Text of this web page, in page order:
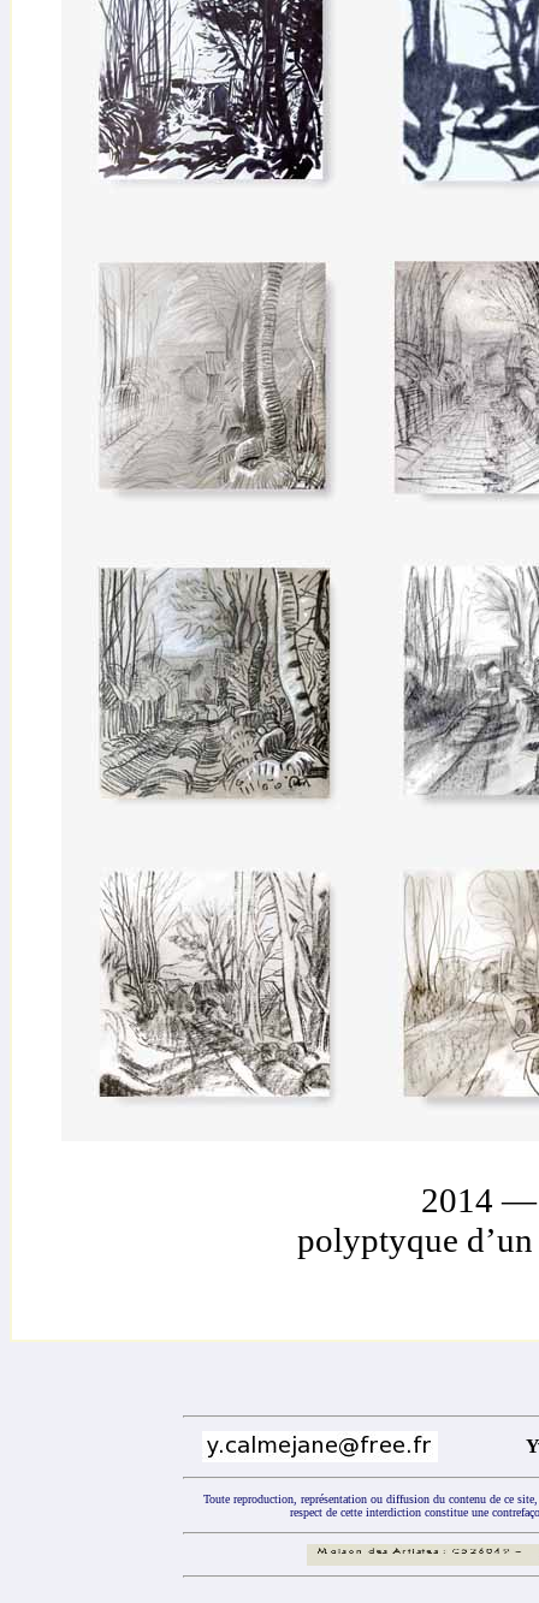
2014 —
polyptyque
Toute reproduction, représentation ou diffusion du contenu de ce
respect de cette interdiction constitue une